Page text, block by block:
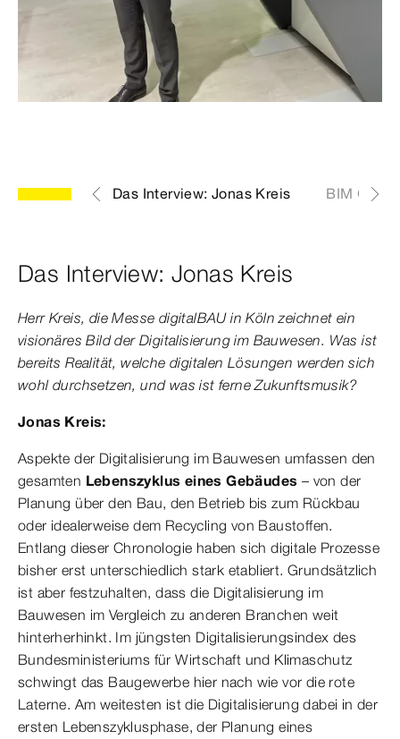
Das Interview: Jonas Kreis BIM
Das Interview: Jonas Kreis
Herr Kreis, die Messe digitalBAU in Köln zeichnet ein
visionäres Bild der Digitalisierung im Bauwesen. Was ist
bereits Realität, welche digitalen Lösungen werden sich
wohl durchsetzen, und was ist ferne Zukunftsmusik?
Jonas Kreis:
Aspekte der Digitalisierung im Bauwesen umfassen den
gesamten Lebenszyklus eines Gebäudes – von der
Planung über den Bau, den Betrieb bis zum Rückbau
oder idealerweise dem Recycling von Baustoffen.
Entlang dieser Chronologie haben sich digitale Prozesse
bisher erst unterschiedlich stark etabliert. Grundsätzlich
ist aber festzuhalten, dass die Digitalisierung im
Bauwesen im Vergleich zu anderen Branchen weit
hinterherhinkt. Im jüngsten Digitalisierungsindex des
Bundesministeriums für Wirtschaft und Klimaschutz
schwingt das Baugewerbe hier nach wie vor die rote
Laterne. Am weitesten ist die Digitalisierung dabei in der
ersten Lebenszyklusphase, der Planung eines